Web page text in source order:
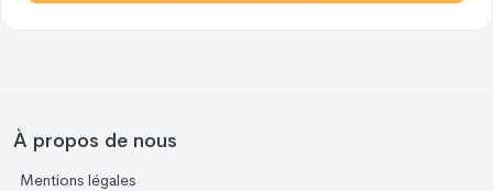
À propos de nous
Mentions légales